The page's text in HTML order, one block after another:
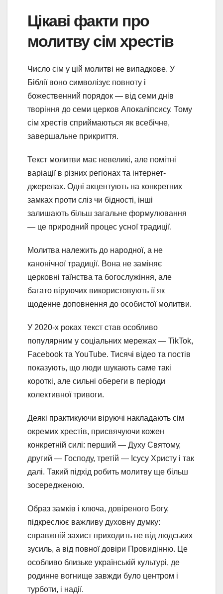
Цікаві факти про
молитву сім хрестів
Число сім у цій молитві не випадкове. У
Біблії воно символізує повноту і
божественний порядок — від семи днів
творіння до семи церков Апокаліпсису. Тому
сім хрестів сприймаються як всебічне,
завершальне прикриття.
Текст молитви має невеликі, але помітні
варіації в різних регіонах та інтернет-
джерелах. Одні акцентують на конкретних
замках проти сліз чи бідності, інші
залишають більш загальне формулювання
— це природний процес усної традиції.
Молитва належить до народної, а не
канонічної традиції. Вона не заміняє
церковні таїнства та богослужіння, але
багато віруючих використовують її як
щоденне доповнення до особистої молитви.
У 2020-х роках текст став особливо
популярним у соціальних мережах — TikTok,
Facebook та YouTube. Тисячі відео та постів
показують, що люди шукають саме такі
короткі, але сильні обереги в періоди
колективної тривоги.
Деякі практикуючи віруючі накладають сім
окремих хрестів, присвячуючи кожен
конкретній силі: перший — Духу Святому,
другий — Господу, третій — Ісусу Христу і так
далі. Такий підхід робить молитву ще більш
зосередженою.
Образ замків і ключа, довіреного Богу,
підкреслює важливу духовну думку:
справжній захист приходить не від людських
зусиль, а від повної довіри Провидінню. Це
особливо близьке українській культурі, де
родинне вогнище завжди було центром і
турботи, і надії.